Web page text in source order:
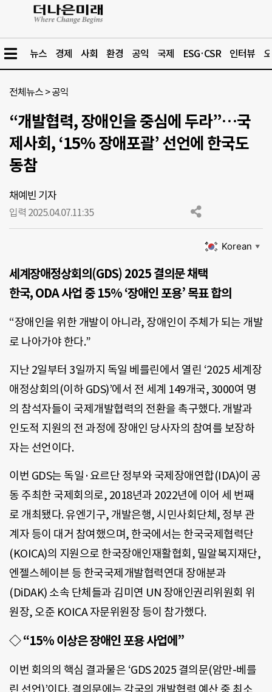
뉴스 경제 사회 환경 공익 국제 ESG·CSR 인터뷰
전체뉴스 >공익
“개발협력, 장애인을 중심에 두라”…국
제사회, ‘15% 장애포괄’ 선언에 한국도
동참
채예빈 기자
입력 2025.04.07.11:35
Korean ▼
세계장애정상회의(GDS) 2025 결의문 채택
한국, ODA 사업 중 15% ‘장애인 포용’ 목표 합의
“장애인을 위한 개발이 아니라, 장애인이 주체가 되는 개발
로 나아가야 한다.”
지난 2일부터 3일까지 독일 베를린에서 열린 ‘2025 세계장
애정상회의(이하 GDS)’에서 전 세계 149개국, 3000여 명
의 참석자들이 국제개발협력의 전환을 촉구했다. 개발과
인도적 지원의 전 과정에 장애인 당사자의 참여를 보장하
자는 선언이다.
이번 GDS는 독일·요르단 정부와 국제장애연합(IDA)이 공
동 주최한 국제회의로, 2018년과 2022년에 이어 세 번째
로 개최됐다. 유엔기구, 개발은행, 시민사회단체, 정부 관
계자 등이 대거 참여했으며, 한국에서는 한국국제협력단
(KOICA)의 지원으로 한국장애인재활협회, 밀알복지재단,
엔젤스헤이븐 등 한국국제개발협력연대 장애분과
(DiDAK) 소속 단체들과 김미연 UN 장애인권리위원회 위
원장, 오준 KOICA 자문위원장 등이 참가했다.
◇ “15% 이상은 장애인 포용 사업에”
이번 회의의 핵심 결과물은 ‘GDS 2025 결의문(암만-베를
린 선언)’이다. 결의문에는 각국의 개발협력 예산 중 최소